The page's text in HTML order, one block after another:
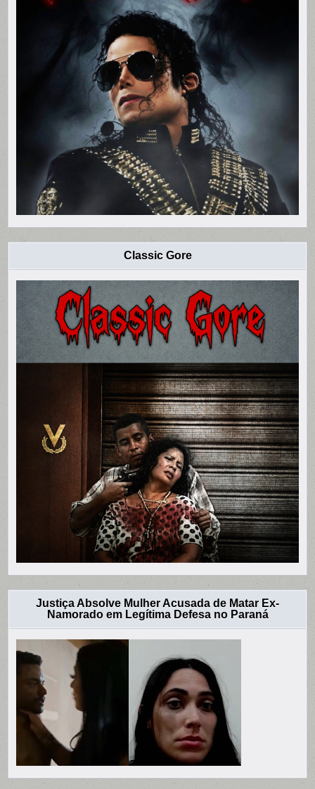
Classic Gore
Justiça Absolve Mulher Acusada de Matar Ex-
Namorado em Legítima Defesa no Paraná